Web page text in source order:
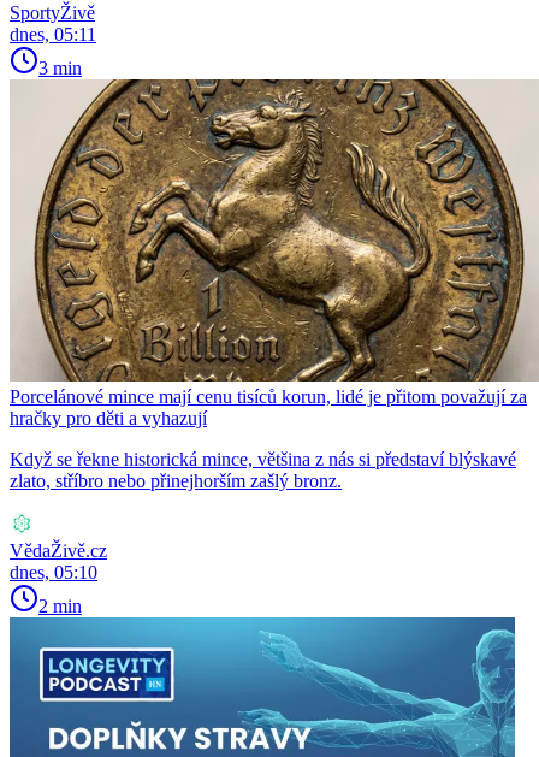
SportyŽivě
dnes, 05:11
3 min
Porcelánové mince mají cenu tisíců korun, lidé je přitom považují za
hračky pro děti a vyhazují
Když se řekne historická mince, většina z nás si představí blýskavé
zlato, stříbro nebo přinejhorším zašlý bronz.
VědaŽivě.cz
dnes, 05:10
2 min